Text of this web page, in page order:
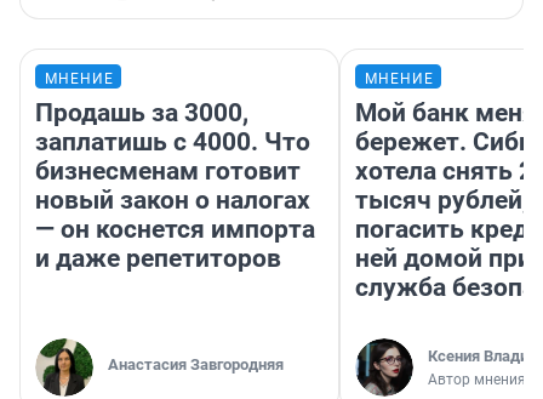
МНЕНИЕ
Продашь за 3000,
заплатишь с 4000. Что
бизнесменам готовит
новый закон о налогах
— он коснется импорта
и даже репетиторов
Анастасия Завгородняя
МНЕНИЕ
Мой банк меня
бережет.
хотела снять
тысяч рублей,
погасить
ней домой
служба
Ксения
Автор мнения